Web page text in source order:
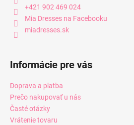
+421 902 469 024
Mia Dresses na Facebooku
miadresses.sk
Informácie pre vás
Doprava a platba
Prečo nakupovať u nás
Časté otázky
Vrátenie tovaru